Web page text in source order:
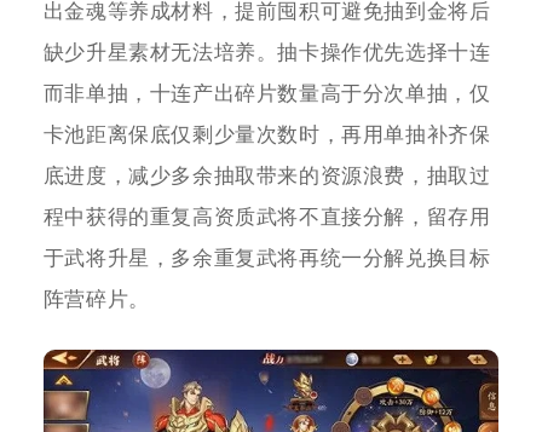
出金魂等养成材料，提前囤积可避免抽到金将后
缺少升星素材无法培养。抽卡操作优先选择十连
而非单抽，十连产出碎片数量高于分次单抽，仅
卡池距离保底仅剩少量次数时，再用单抽补齐保
底进度，减少多余抽取带来的资源浪费，抽取过
程中获得的重复高资质武将不直接分解，留存用
于武将升星，多余重复武将再统一分解兑换目标
阵营碎片。